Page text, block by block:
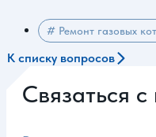
# Ремонт газовых
К списку вопросов
Связаться